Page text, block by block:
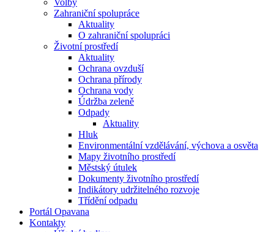
Volby
Zahraniční spolupráce
Aktuality
O zahraniční spolupráci
Životní prostředí
Aktuality
Ochrana ovzduší
Ochrana přírody
Ochrana vody
Údržba zeleně
Odpady
Aktuality
Hluk
Environmentální vzdělávání, výchova a osvěta
Mapy životního prostředí
Městský útulek
Dokumenty životního prostředí
Indikátory udržitelného rozvoje
Třídění odpadu
Portál Opavana
Kontakty